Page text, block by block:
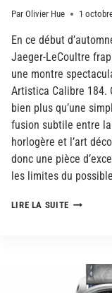
Par Olivier Hue 1
En ce début
Jaeger-LeCoultre
une montre
Artistica Calibre 184.
bien plus qu’une
fusion subtile entre
horlogère et l’art
donc une pièce
les limites du
LIRE LA SUITE